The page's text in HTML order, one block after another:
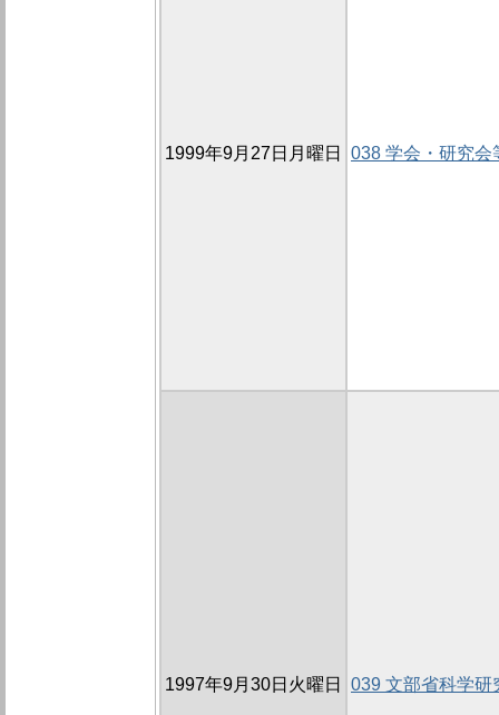
1999年9月27日月曜日 038 学会・研究会
1997年9月30日火曜日 039 文部省科学研